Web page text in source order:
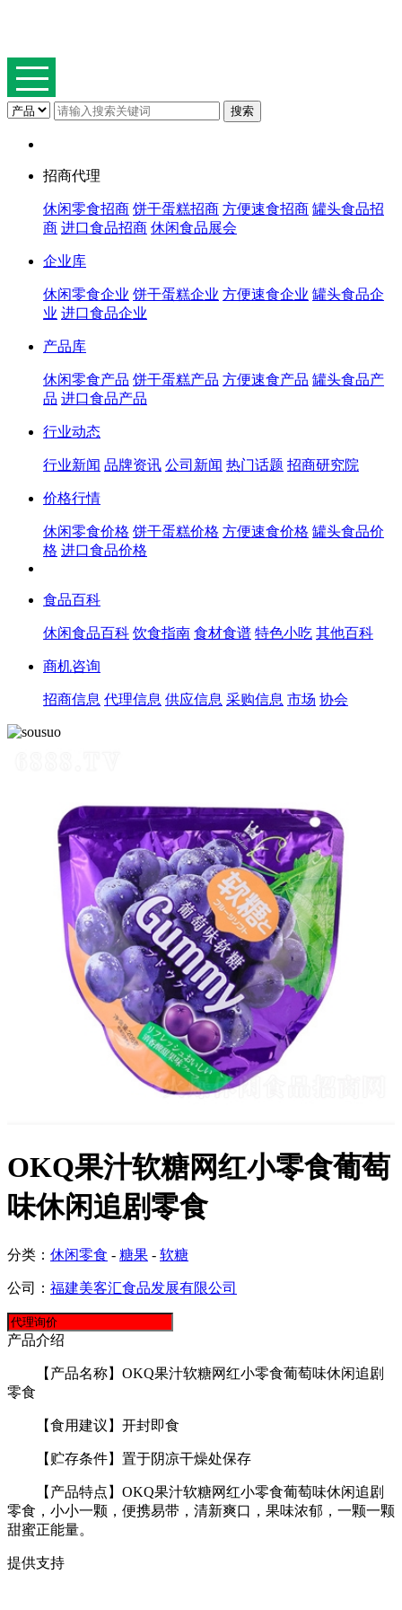
招商代理
休闲零食招商 饼干蛋糕招商 方便速食招商 罐头食品招
商 进口食品招商 休闲食品展会
企业库
休闲零食企业 饼干蛋糕企业 方便速食企业 罐头食品企
业 进口食品企业
产品库
休闲零食产品 饼干蛋糕产品 方便速食产品 罐头食品产
品 进口食品产品
行业动态
行业新闻 品牌资讯 公司新闻 热门话题 招商研究院
价格行情
休闲零食价格 饼干蛋糕价格 方便速食价格 罐头食品价
格 进口食品价格
食品百科
休闲食品百科 饮食指南 食材食谱 特色小吃 其他百科
商机咨询
招商信息 代理信息 供应信息 采购信息 市场 协会
OKQ果汁软糖网红小零食葡萄
味休闲追剧零食
分类： 休闲零食 - 糖果 - 软糖
公司： 福建美客汇食品发展有限公司
产品介绍
【产品名称】OKQ果汁软糖网红小零食葡萄味休闲追剧
零食
【食用建议】开封即食
【贮存条件】置于阴凉干燥处保存
【产品特点】OKQ果汁软糖网红小零食葡萄味休闲追剧
零食，小小一颗，便携易带，清新爽口，果味浓郁，一颗一颗
甜蜜正能量。
提供支持